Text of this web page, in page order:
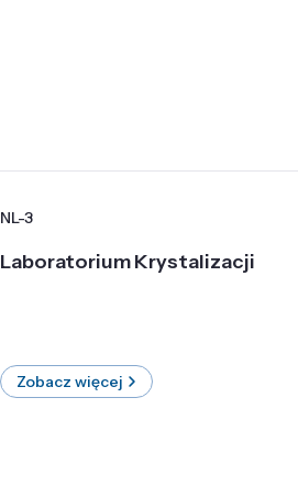
NL-3
Laboratorium Krystalizacji
Zobacz więcej